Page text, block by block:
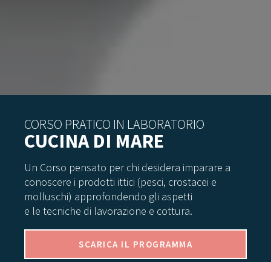
CORSO PRATICO IN LABORATORIO
CUCINA DI MARE
Un Corso pensato per chi desidera imparare a
conoscere i prodotti ittici (pesci, crostacei e
molluschi) approfondendo gli aspetti
e le tecniche di lavorazione e cottura.
SCARICA IL PROGRAMMA